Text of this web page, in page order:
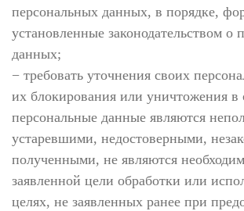
персональных данных, в порядке,
установленные законодательством о
данных;
− требовать уточнения своих
их блокирования или уничтожения в
персональные данные являются
устаревшими, недостоверными,
полученными, не являются
заявленной цели обработки или
целях, не заявленных ранее при